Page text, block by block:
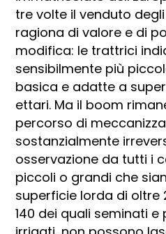
tre volte il venduto
ragiona di valore e di
modifica: le trattrici
sensibilmente più
basica e adatte a
ettari. Ma il boom
percorso di
sostanzialmente
osservazione da tutti i
piccoli o grandi che
superficie lorda di oltre
140 dei quali seminati